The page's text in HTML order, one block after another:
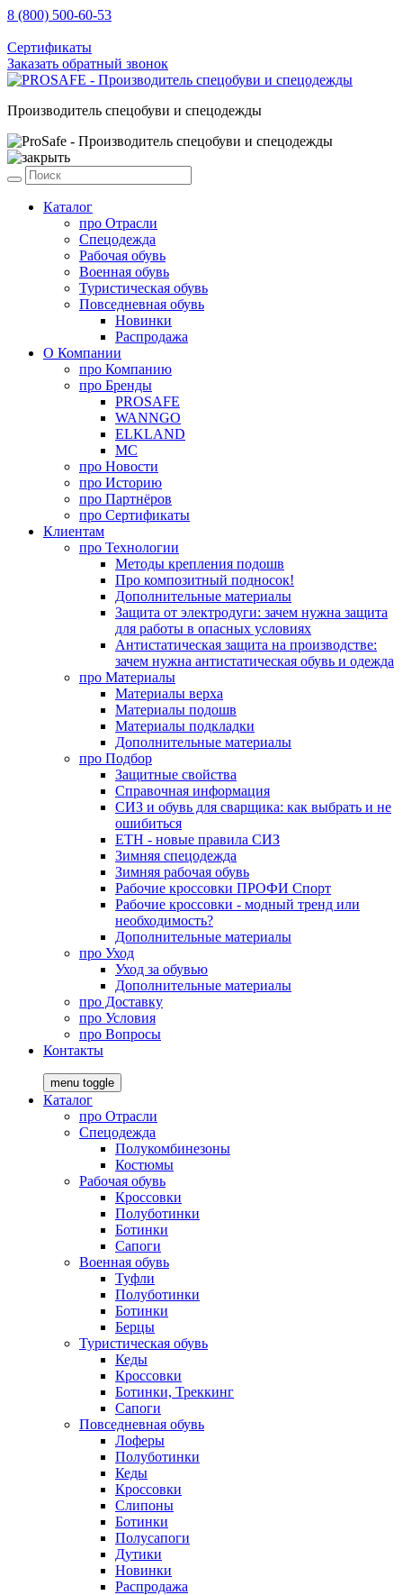
8 (800) 500-60-53
Сертификаты
Заказать обратный звонок
Производитель спецобуви и спецодежды
Каталог
про Отрасли
Спецодежда
Рабочая обувь
Военная обувь
Туристическая обувь
Повседневная обувь
Новинки
Распродажа
О Компании
про Компанию
про Бренды
PROSAFE
WANNGO
ELKLAND
MC
про Новости
про Историю
про Партнёров
про Сертификаты
Клиентам
про Технологии
Методы крепления подошв
Про композитный подносок!
Дополнительные материалы
Защита от электродуги: зачем нужна защита
для работы в опасных условиях
Антистатическая защита на производстве:
зачем нужна антистатическая обувь и одежда
про Материалы
Материалы верха
Материалы подошв
Материалы подкладки
Дополнительные материалы
про Подбор
Защитные свойства
Справочная информация
СИЗ и обувь для сварщика: как выбрать и не
ошибиться
ЕТН - новые правила СИЗ
Зимняя спецодежда
Зимняя рабочая обувь
Рабочие кроссовки ПРОФИ Спорт
Рабочие кроссовки - модный тренд или
необходимость?
Дополнительные материалы
про Уход
Уход за обувью
Дополнительные материалы
про Доставку
про Условия
про Вопросы
Контакты
menu toggle
Каталог
про Отрасли
Спецодежда
Полукомбинезоны
Костюмы
Рабочая обувь
Кроссовки
Полуботинки
Ботинки
Сапоги
Военная обувь
Туфли
Полуботинки
Ботинки
Берцы
Туристическая обувь
Кеды
Кроссовки
Ботинки, Треккинг
Сапоги
Повседневная обувь
Лоферы
Полуботинки
Кеды
Кроссовки
Слипоны
Ботинки
Полусапоги
Дутики
Новинки
Распродажа